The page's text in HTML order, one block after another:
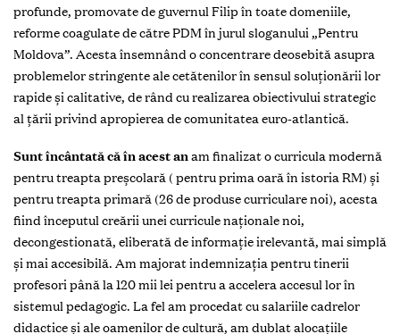
profunde, promovate de guvernul Filip în toate domeniile,
reforme coagulate de către PDM în jurul sloganului „Pentru
Moldova”. Acesta însemnând o concentrare deosebită asupra
problemelor stringente ale cetătenilor în sensul soluţionării lor
rapide şi calitative, de rând cu realizarea obiectivului strategic
al ţării privind apropierea de comunitatea euro-atlantică.
Sunt încântată că în acest anam finalizat o curricula modernă
pentru treapta preşcolară ( pentru prima oară în istoria RM) şi
pentru treapta primară (26 de produse curriculare noi), acesta
fiind începutul creării unei curricule naţionale noi,
decongestionată, eliberată de informaţie irelevantă, mai simplă
şi mai accesibilă. Am majorat indemnizaţia pentru tinerii
profesori până la 120 mii lei pentru a accelera accesul lor în
sistemul pedagogic. La fel am procedat cu salariile cadrelor
didactice şi ale oamenilor de cultură, am dublat alocaţiile